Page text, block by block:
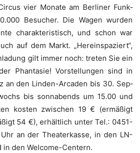
vier Mona­te am Ber­li­ner Funk­
Besu­cher. Die Wagen wur­den
cha­rak­te­ris­tisch, und schon war
auf dem Markt. „Her­ein­spa­ziert“,
gilt immer noch: tre­ten Sie ein
Phan­ta­sie! Vor­stel­lun­gen sind in
an den Lin­den-Arca­den bis 30. Sep­
bis sonn­abends um 15.00 und
kos­ten zwi­schen 19 € (ermä­ßigt
54 €), erhält­lich unter Tel.: 0451-
an der Thea­ter­kas­se, in den LN-
in den Welcome-Centern.